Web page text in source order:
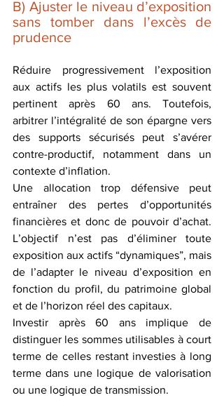
B) Ajuster le niveau d’exposition
sans tomber dans l’excès de
prudence
Réduire progressivement l’exposition
aux actifs les plus volatils est souvent
pertinent après 60 ans. Toutefois,
arbitrer l’intégralité de son épargne vers
des supports sécurisés peut s’avérer
contre-productif, notamment dans un
contexte d’inflation.
Une allocation trop défensive peut
entraîner des pertes d’opportunités
financières et donc de pouvoir d’achat.
L’objectif n’est pas d’éliminer toute
exposition aux actifs “dynamiques”, mais
de l’adapter le niveau d’exposition en
fonction du profil, du patrimoine global
et de l’horizon réel des capitaux.
Investir après 60 ans implique de
distinguer les sommes utilisables à court
terme de celles restant investies à long
terme dans une logique de valorisation
ou une logique de transmission.